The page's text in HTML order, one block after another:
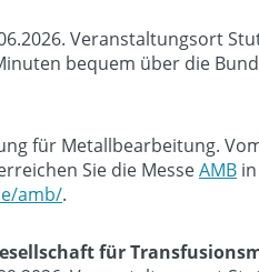
Veranstaltungsort
bequem über die
für Metallbearbeitung.
Sie die MesseAMB
amb/.
für